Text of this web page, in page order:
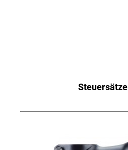
Steuersätze